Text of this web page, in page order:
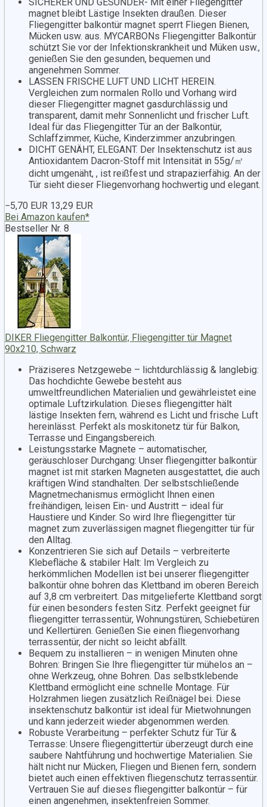
magnet bleibt Lästige Insekten draußen. Dieser
Fliegengitter balkontür magnet sperrt Fliegen Bienen,
Mücken usw. aus. MYCARBONs Fliegengitter Balkontür
schützt Sie vor der Infektionskrankheit und Müken usw.,
genießen Sie den gesunden, bequemen und
angenehmen Sommer.
LASSEN FRISCHE LUFT UND LICHT HEREIN.
Vergleichen zum normalen Rollo und Vorhang wird
dieser Fliegengitter magnet gasdurchlässig und
transparent, damit mehr Sonnenlicht und frischer Luft.
Ideal für das Fliegengitter Tür an der Balkontür,
Schlaffzimmer, Küche, Kinderzimmer anzubringen.
DICHT GENÄHT, ELEGANT. Der Insektenschutz ist aus
Antioxidantem Dacron-Stoff mit Intensität in 55g/㎡
dicht umgenäht, , ist reißfest und strapazierfähig. An der
Tür sieht dieser Fliegenvorhang hochwertig und elegant.
−5,70 EUR 13,29 EUR
Bei Amazon kaufen*
Bestseller Nr. 8
DIKER Fliegengitter Balkontür, Fliegengitter tür Magnet
90x210, Schwarz
Präziseres Netzgewebe – lichtdurchlässig & langlebig:
Das hochdichte Gewebe besteht aus
umweltfreundlichen Materialien und gewährleistet eine
optimale Luftzirkulation. Dieses fliegengitter hält
lästige Insekten fern, während es Licht und frische Luft
hereinlässt. Perfekt als moskitonetz tür für Balkon,
Terrasse und Eingangsbereich.
Leistungsstarke Magnete – automatischer,
geräuschloser Durchgang: Unser fliegengitter balkontür
magnet ist mit starken Magneten ausgestattet, die auch
kräftigen Wind standhalten. Der selbstschließende
Magnetmechanismus ermöglicht Ihnen einen
freihändigen, leisen Ein- und Austritt – ideal für
Haustiere und Kinder. So wird Ihre fliegengitter tür
magnet zum zuverlässigen magnet fliegengitter tür für
den Alltag.
Konzentrieren Sie sich auf Details – verbreiterte
Klebefläche & stabiler Halt: Im Vergleich zu
herkömmlichen Modellen ist bei unserer fliegengitter
balkontür ohne bohren das Klettband im oberen Bereich
auf 3,8 cm verbreitert. Das mitgelieferte Klettband sorgt
für einen besonders festen Sitz. Perfekt geeignet für
fliegengitter terrassentür, Wohnungstüren, Schiebetüren
und Kellertüren. Genießen Sie einen fliegenvorhang
terrassentür, der nicht so leicht abfällt.
Bequem zu installieren – in wenigen Minuten ohne
Bohren: Bringen Sie Ihre fliegengitter tür mühelos an –
ohne Werkzeug, ohne Bohren. Das selbstklebende
Klettband ermöglicht eine schnelle Montage. Für
Holzrahmen liegen zusätzlich Reißnägel bei. Diese
insektenschutz balkontür ist ideal für Mietwohnungen
und kann jederzeit wieder abgenommen werden.
Robuste Verarbeitung – perfekter Schutz für Tür &
Terrasse: Unsere fliegengittertür überzeugt durch eine
saubere Nahtführung und hochwertige Materialien. Sie
hält nicht nur Mücken, Fliegen und Bienen fern, sondern
bietet auch einen effektiven fliegenschutz terrassentür.
Vertrauen Sie auf dieses fliegengitter balkontür – für
einen angenehmen, insektenfreien Sommer.